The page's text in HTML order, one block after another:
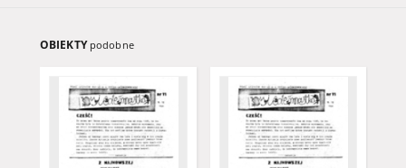
OBIEKTY podobne